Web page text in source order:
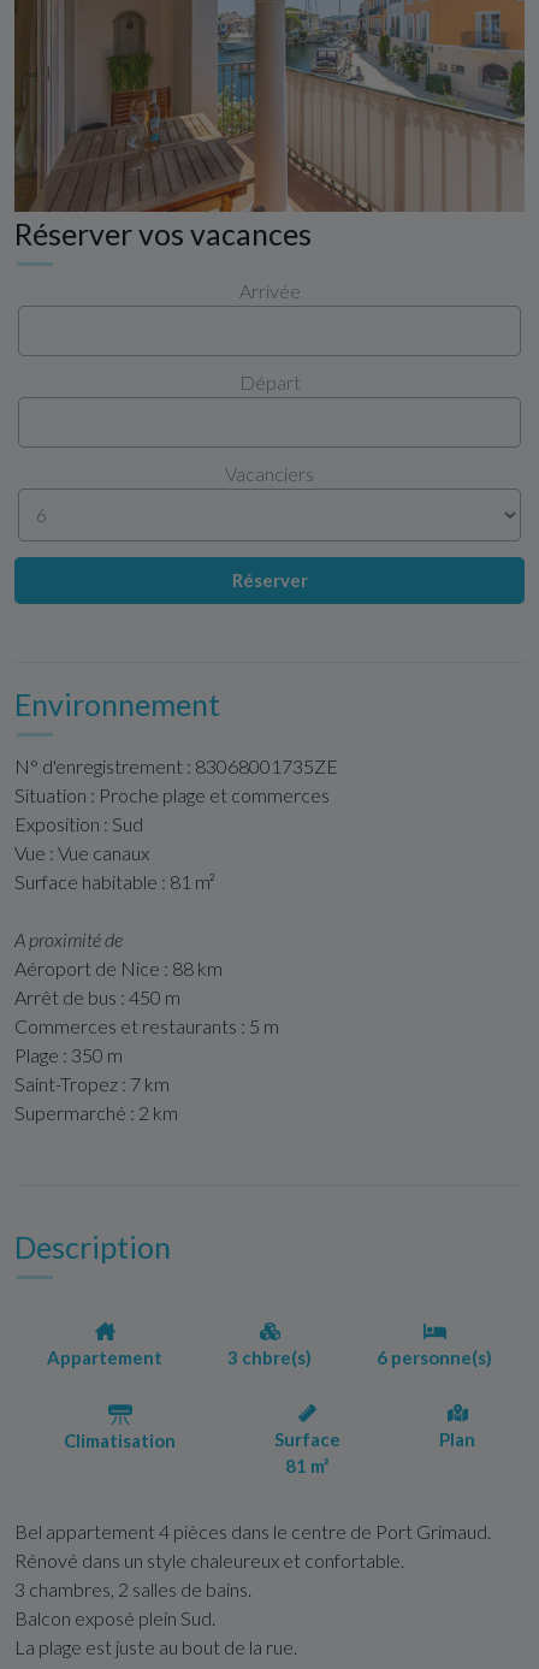
Réserver vos vacances
Arrivée
Départ
Vacanciers
Réserver
Environnement
N° d'enregistrement : 83068001735ZE
Situation : Proche plage et commerces
Exposition : Sud
Vue : Vue canaux
Surface habitable : 81 m²
A proximité de
Aéroport de Nice : 88 km
Arrêt de bus : 450 m
Commerces et restaurants : 5 m
Plage : 350 m
Saint-Tropez : 7 km
Supermarché : 2 km
Description
Appartement 3 chbre(s) 6 personne(s)
Climatisation
Surface
81 m²
Plan
Bel appartement 4 pièces dans le centre de Port Grimaud.
Rénové dans un style chaleureux et confortable.
3 chambres, 2 salles de bains.
Balcon exposé plein Sud.
La plage est juste au bout de la rue.